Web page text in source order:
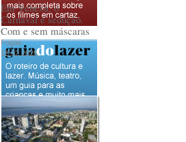
Em Veneza, o
Carnaval é sedução.
Com e sem máscaras
Fugas
18.02.2025
PUB